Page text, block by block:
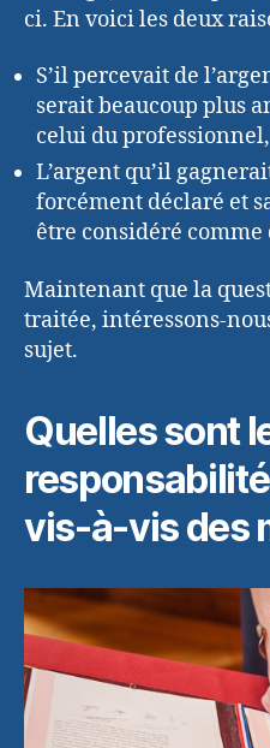
ci. En voici les deux
S’il percevait de
serait beaucoup plus
celui du professionnel,
L’argent qu’il
forcément déclaré et
être considéré
Maintenant que la
traitée, intéressons-
sujet.
Quelles sont
vis-à-vis des